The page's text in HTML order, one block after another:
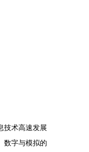
技术高速发展
数字与模拟的